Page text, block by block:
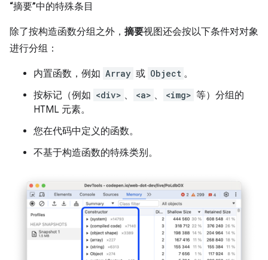
“摘要”中的特殊条目
除了按构造函数分组之外， 摘要视图还会按以下条件对对象
进行分组：
内置函数，例如 Array 或 Object 。
按标记（例如 <div> 、 <a> 、 <img> 等）分组的
HTML 元素。
您在代码中定义的函数。
不基于构造函数的特殊类别。